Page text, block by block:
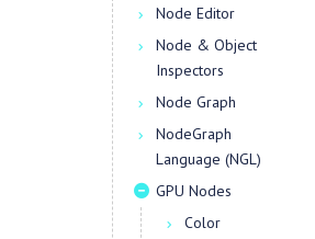
Node Editor
Node & Object
Inspectors
Node Graph
NodeGraph
Language (NGL)
GPU Nodes
Color